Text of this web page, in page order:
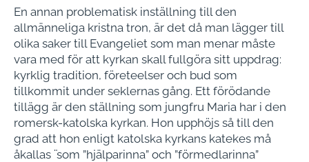
En annan problematisk inställning till den
allmänneliga kristna tron, är det då man lägger till
olika saker till Evangeliet som man menar måste
vara med för att kyrkan skall fullgöra sitt uppdrag:
kyrklig tradition, företeelser och bud som
tillkommit under seklernas gång. Ett förödande
tillägg är den ställning som jungfru Maria har i den
romersk-katolska kyrkan. Hon upphöjs så till den
grad att hon enligt katolska kyrkans katekes må
åkallas ̈ som ”hjälparinna” och ”förmedlarinna”